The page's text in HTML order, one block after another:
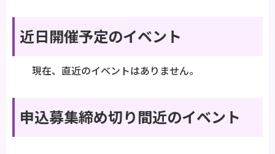
近日開催予定のイベント
現在、直近のイベントはありません。
申込募集締め切り間近のイベント